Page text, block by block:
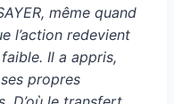
même quand
l’action redevient
Il a appris,
propres